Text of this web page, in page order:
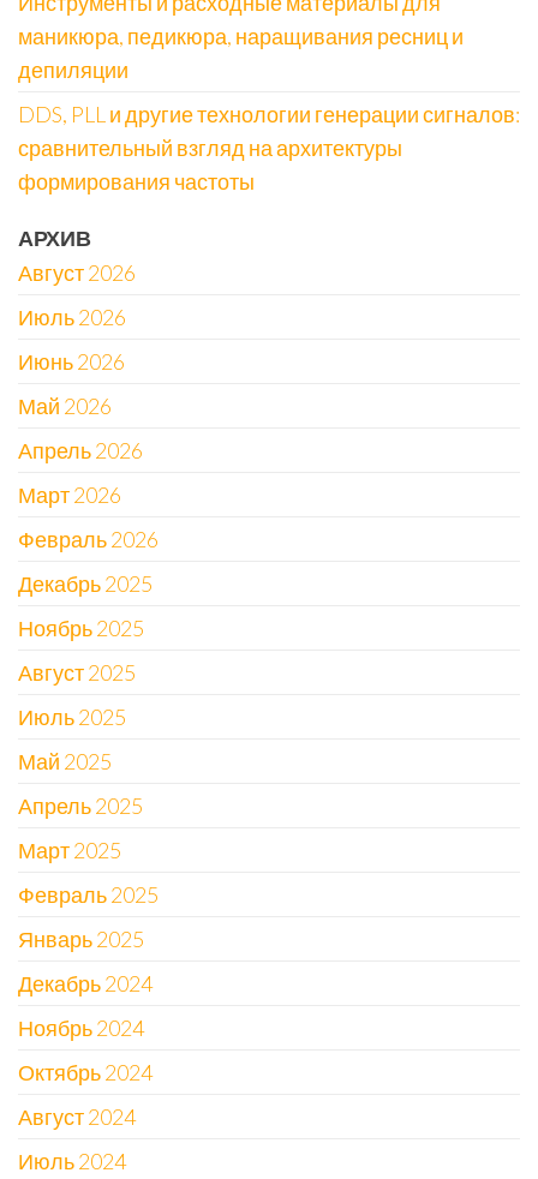
маникюра, педикюра, наращивания ресниц и
депиляции
DDS, PLL и другие технологии генерации сигналов:
сравнительный взгляд на архитектуры
формирования частоты
АРХИВ
Август 2026
Июль 2026
Июнь 2026
Май 2026
Апрель 2026
Март 2026
Февраль 2026
Декабрь 2025
Ноябрь 2025
Август 2025
Июль 2025
Май 2025
Апрель 2025
Март 2025
Февраль 2025
Январь 2025
Декабрь 2024
Ноябрь 2024
Октябрь 2024
Август 2024
Июль 2024